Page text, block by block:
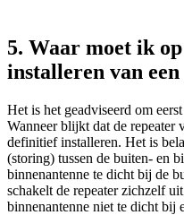
5. Waar moet ik
installeren van
Het is het geadviseerd om
Wanneer blijkt dat de
definitief installeren. Het is
(storing) tussen de buiten- en
binnenantenne te dicht bij de
schakelt de repeater zichzelf
binnenantenne niet te dicht bij